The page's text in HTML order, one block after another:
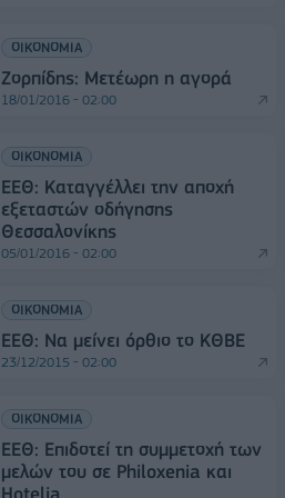
ΟΙΚΟΝΟΜΙΑ
Ζορπίδης: Μετέωρη η αγορά
18/01/2016 - 02:00
ΟΙΚΟΝΟΜΙΑ
ΕΕΘ: Καταγγέλλει την αποχή
εξεταστών οδήγησης
Θεσσαλονίκης
05/01/2016 - 02:00
ΟΙΚΟΝΟΜΙΑ
ΕΕΘ: Να μείνει όρθιο το ΚΘΒΕ
23/12/2015 - 02:00
ΟΙΚΟΝΟΜΙΑ
ΕΕΘ: Επιδοτεί τη συμμετοχή των
μελών του σε Philoxenia και
Hotelia